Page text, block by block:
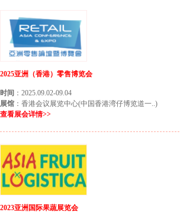
2025亚洲（香港）零售博览会
时间 ：2025.09.02-09.04
展馆 ：香港会议展览中心(中国香港湾仔博览道一..)
查看展会详情>>
2023亚洲国际果蔬展览会